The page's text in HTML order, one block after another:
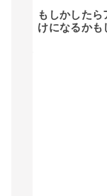
もしかした
けになるかも